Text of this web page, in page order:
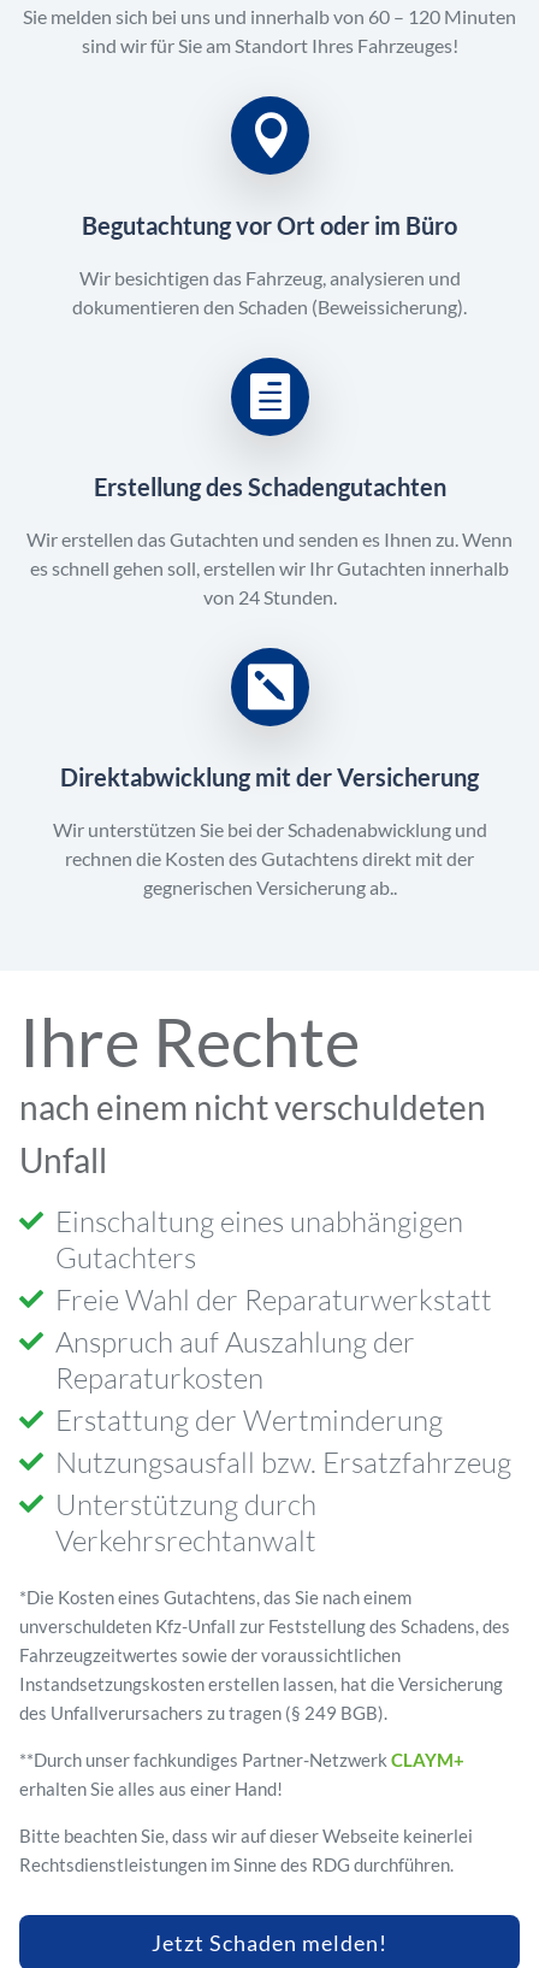
Sie melden sich bei uns und innerhalb von 60 – 120 Minuten
sind wir für Sie am Standort Ihres Fahrzeuges!
Begutachtung vor Ort oder im Büro
Wir besichtigen das Fahrzeug, analysieren und
dokumentieren den Schaden (Beweissicherung).
Erstellung des Schadengutachten
Wir erstellen das Gutachten und senden es Ihnen zu. Wenn
es schnell gehen soll, erstellen wir Ihr Gutachten innerhalb
von 24 Stunden.
Direktabwicklung mit der Versicherung
Wir unterstützen Sie bei der Schadenabwicklung und
rechnen die Kosten des Gutachtens direkt mit der
gegnerischen Versicherung ab..
Ihre Rechte
nach einem nicht verschuldeten
Unfall
Einschaltung eines unabhängigen
Gutachters
Freie Wahl der Reparaturwerkstatt
Anspruch auf Auszahlung der
Reparaturkosten
Erstattung der Wertminderung
Nutzungsausfall bzw. Ersatzfahrzeug
Unterstützung durch
Verkehrsrechtanwalt
*Die Kosten eines Gutachtens, das Sie nach einem
unverschuldeten Kfz-Unfall zur Feststellung des Schadens, des
Fahrzeugzeitwertes sowie der voraussichtlichen
Instandsetzungskosten erstellen lassen, hat die Versicherung
des Unfallverursachers zu tragen (§ 249 BGB).
**Durch unser fachkundiges Partner-Netzwerk CLAYM+
erhalten Sie alles aus einer Hand!
Bitte beachten Sie, dass wir auf dieser Webseite keinerlei
Rechtsdienstleistungen im Sinne des RDG durchführen.
Jetzt Schaden melden!